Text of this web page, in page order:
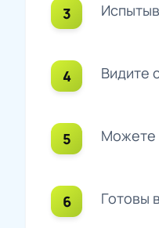
Видите
Можете
Готовы